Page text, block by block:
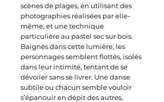
scènes de plages, en utilisant des
photographies réalisées par elle-
même, et une technique
particulière au pastel sec sur bois.
Baignés dans cette lumière, les
personnages semblent flottés, isolés
dans leur intimité, tentant de se
dévoiler sans se livrer. Une danse
subtile ou chacun semble vouloir
s’épanouir en dépit des autres,